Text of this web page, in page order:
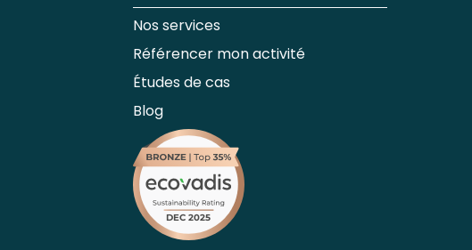
Nos services
Référencer mon activité
Études de cas
Blog